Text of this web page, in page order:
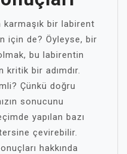
karmaşık bir labirent
için de? Öyleyse, bir
bu labirentin
kritik bir adımdır.
Çünkü doğru
sonucunu
yapılan bazı
çevirebilir.
hakkında